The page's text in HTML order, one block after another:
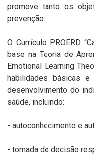
promove tanto os
prevenção.
O Currículo PROERD
base na Teoria de
Emotional Learning
habilidades básicas
desenvolvimento do
saúde, incluindo:
- autoconhecimento e
- tomada de decisão